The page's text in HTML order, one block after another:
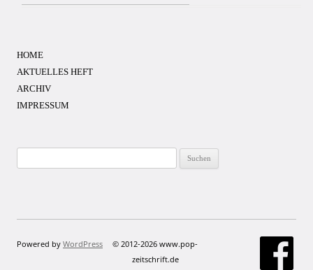
HOME
AKTUELLES HEFT
ARCHIV
IMPRESSUM
nach:
Powered by WordPress
© 2012-2026 www.pop-
zeitschrift.de